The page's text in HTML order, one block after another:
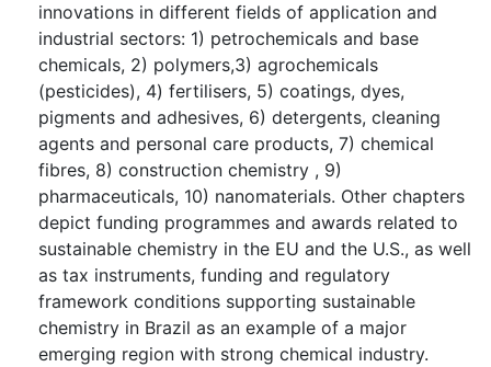
innovations in different fields of application and
industrial sectors: 1) petrochemicals and base
chemicals, 2) polymers,3) agrochemicals
(pesticides), 4) fertilisers, 5) coatings, dyes,
pigments and adhesives, 6) detergents, cleaning
agents and personal care products, 7) chemical
fibres, 8) construction chemistry , 9)
pharmaceuticals, 10) nanomaterials. Other chapters
depict funding programmes and awards related to
sustainable chemistry in the EU and the U.S., as well
as tax instruments, funding and regulatory
framework conditions supporting sustainable
chemistry in Brazil as an example of a major
emerging region with strong chemical industry.